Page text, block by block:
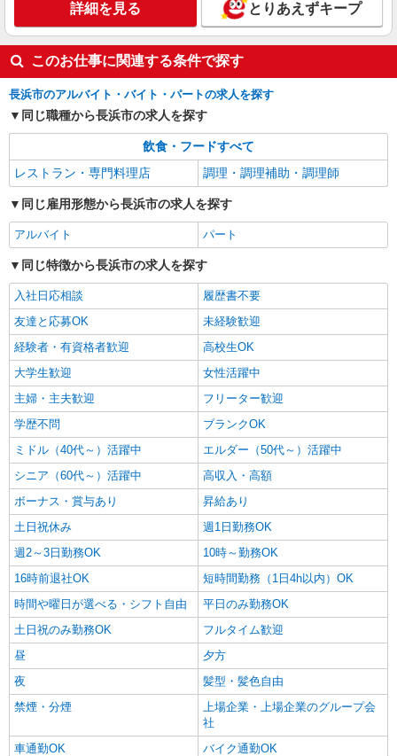
詳細を見る とりあえずキープ
このお仕事に関連する条件で探す
長浜市のアルバイト・バイト・パートの求人を探す
同じ職種から長浜市の求人を探す
飲食・フードすべて
レストラン・専門料理店
調理・調理補助・調理師
同じ雇用形態から長浜市の求人を探す
アルバイト パート
同じ特徴から長浜市の求人を探す
入社日応相談
履歴書不要
友達と応募OK
未経験歓迎
経験者・有資格者歓迎
高校生OK
大学生歓迎
女性活躍中
主婦・主夫歓迎
フリーター歓迎
学歴不問
ブランクOK
ミドル（40代～）活躍中
エルダー（50代～）活躍中
シニア（60代～）活躍中
高収入・高額
ボーナス・賞与あり
昇給あり
土日祝休み
週1日勤務OK
週2～3日勤務OK
10時～勤務OK
16時前退社OK
短時間勤務（1日4h以内）OK
時間や曜日が選べる・シフト自由
平日のみ勤務OK
土日祝のみ勤務OK
フルタイム歓迎
昼
夕方
夜
髪型・髪色自由
禁煙・分煙
上場企業・上場企業のグループ会
社
車通勤OK
バイク通勤OK